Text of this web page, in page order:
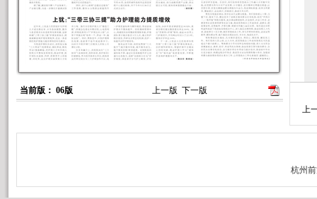
当前版： 06版 上一版 下一版
上